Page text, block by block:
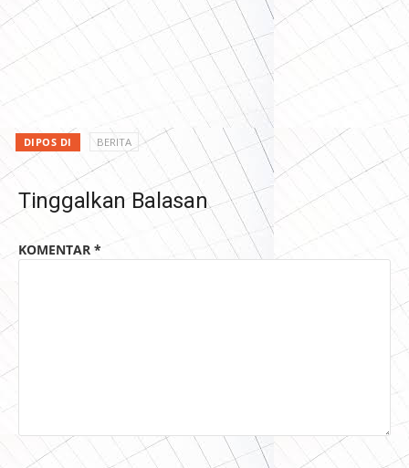
DIPOS DI BERITA
Tinggalkan Balasan
KOMENTAR *